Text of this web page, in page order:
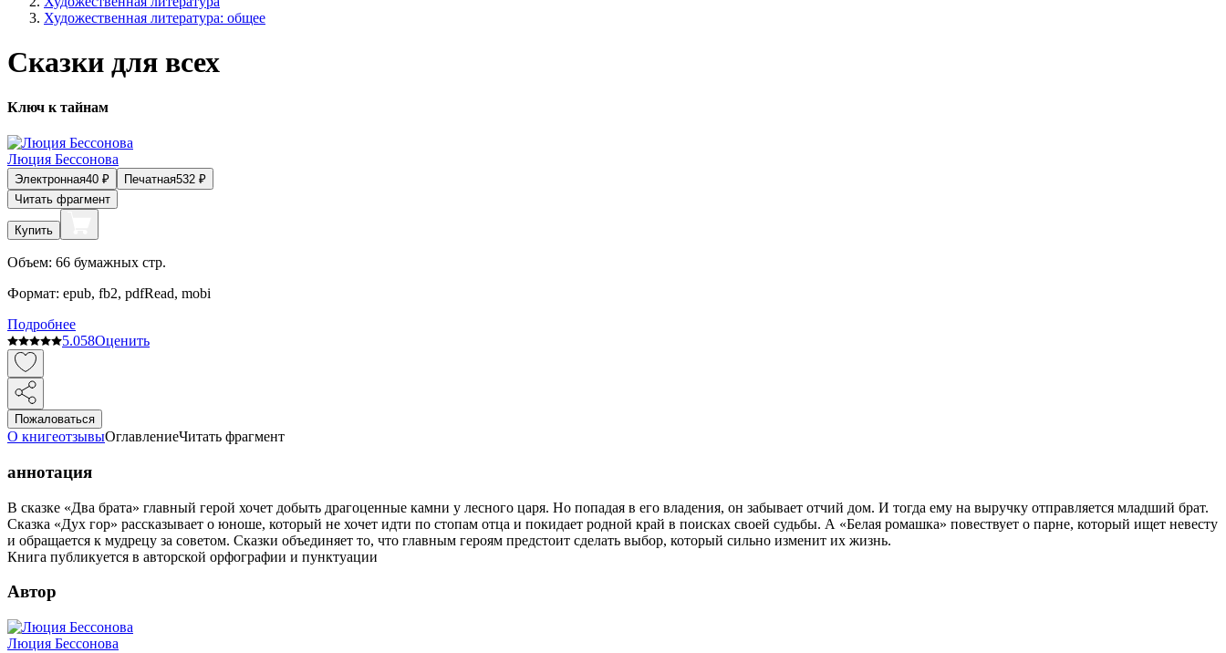
Художественная литература: общее
Сказки для всех
Ключ к тайнам
Люция Бессонова
Электронная40 ₽ Печатная532 ₽
Читать фрагмент
Купить
Объем: 66 бумажных стр.
Формат: epub, fb2, pdfRead, mobi
Подробнее
5.058Оценить
Пожаловаться
О книгеотзывыОглавлениеЧитать фрагмент
аннотация
В сказке «Два брата» главный герой хочет добыть драгоценные камни у лесного царя. Но попадая в его владения, он забывает отчий дом. И тогда ему на выручку отправляется младший брат.
Сказка «Дух гор» рассказывает о юноше, который не хочет идти по стопам отца и покидает родной край в поисках своей судьбы. А «Белая ромашка» повествует о парне, который ищет невесту
и обращается к мудрецу за советом. Сказки объединяет то, что главным героям предстоит сделать выбор, который сильно изменит их жизнь.
Книга публикуется в авторской орфографии и пунктуации
Автор
Люция Бессонова